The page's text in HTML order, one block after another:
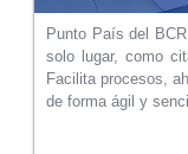
Punto País del
solo lugar, como
Facilita procesos,
de forma ágil y